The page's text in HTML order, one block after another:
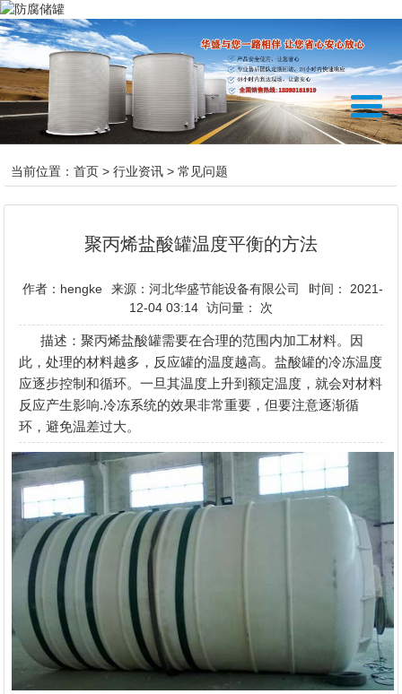
当前位置：首页 >行业资讯 >常见问题
聚丙烯盐酸罐温度平衡的方法
作者：hengke 来源：河北华盛节能设备有限公司
时间： 2021-
12-04 03:14 访问量： 次
描述：聚丙烯盐酸罐需要在合理的范围内加工材料。因
此，处理的材料越多，反应罐的温度越高。盐酸罐的冷冻温度
应逐步控制和循环。一旦其温度上升到额定温度，就会对材料
反应产生影响.冷冻系统的效果非常重要，但要注意逐渐循
环，避免温差过大。